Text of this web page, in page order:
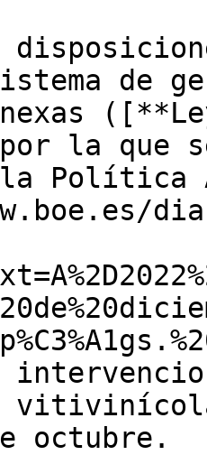
de
la que
Política
octubre.